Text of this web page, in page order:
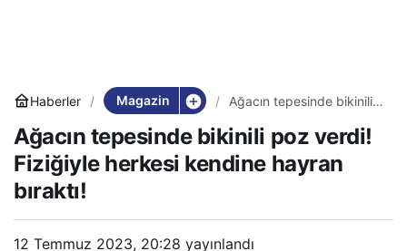
Haberler Magazin
Ağacın tepesinde bikinili
herkesi kendine hayran
bıraktı!
Ağacın tepesinde bikinili poz verdi!
Fiziğiyle herkesi kendine hayran
bıraktı!
12 Temmuz 2023, 20:28 yayınlandı